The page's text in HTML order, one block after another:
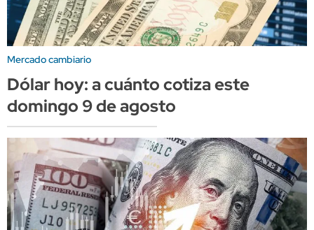
Mercado cambiario
Dólar hoy: a cuánto cotiza este
domingo 9 de agosto